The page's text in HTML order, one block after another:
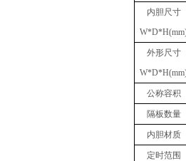
内胆尺寸
W*D*
外形尺寸
W*D*
公称容积
隔板数量
内胆材质
定时范围